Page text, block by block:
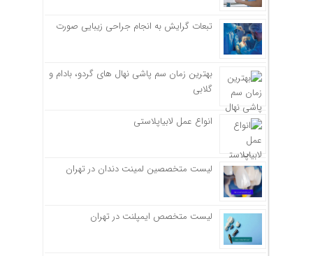
تبعات گرایش به انجام جراحی زیبایی صورت
بهترین زمان سم پاشی نهال های گردو، بادام و
گلابی
انواع عمل لابیاپلاستی
لیست متخصصین لمینت دندان در تهران
لیست متخصص ایمپلنت در تهران